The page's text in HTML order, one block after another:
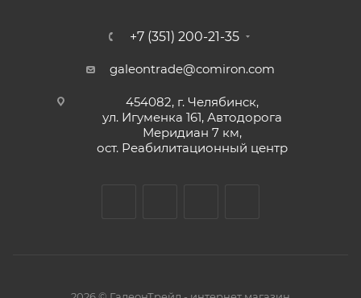
+7 (351) 200-21-35
galeontrade@comiron.com
454082, г. Челябинск,
ул. Игуменка 161, Автодорога
Меридиан 7 км,
ост. Реабилитационный центр